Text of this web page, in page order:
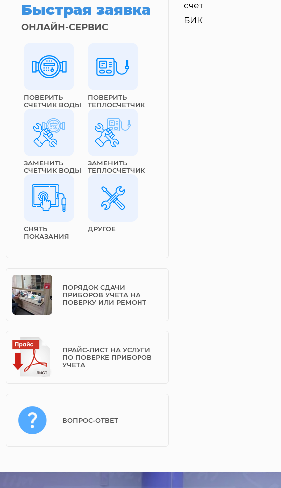
Быстрая заявка
ОНЛАЙН-СЕРВИС
ПОВЕРИТЬ
СЧЕТЧИК ВОДЫ
ПОВЕРИТЬ
ТЕПЛОСЧЕТЧИК
ЗАМЕНИТЬ
СЧЕТЧИК ВОДЫ
ЗАМЕНИТЬ
ТЕПЛОСЧЕТЧИК
СНЯТЬ
ПОКАЗАНИЯ
ДРУГОЕ
ПОРЯДОК СДАЧИ
ПРИБОРОВ УЧЕТА НА
ПОВЕРКУ ИЛИ РЕМОНТ
ПРАЙС-ЛИСТ НА УСЛУГИ
ПО ПОВЕРКЕ ПРИБОРОВ
УЧЕТА
ВОПРОС-ОТВЕТ
счет
БИК